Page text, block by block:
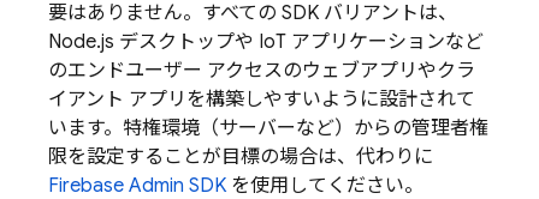
要はありません。すべての SDK バリアントは、
Node.js デスクトップや IoT アプリケーションなど
のエンドユーザー アクセスのウェブアプリやクラ
イアント アプリを構築しやすいように設計されて
います。特権環境（サーバーなど）からの管理者権
限を設定することが目標の場合は、代わりに
Firebase Admin SDK を使用してください。